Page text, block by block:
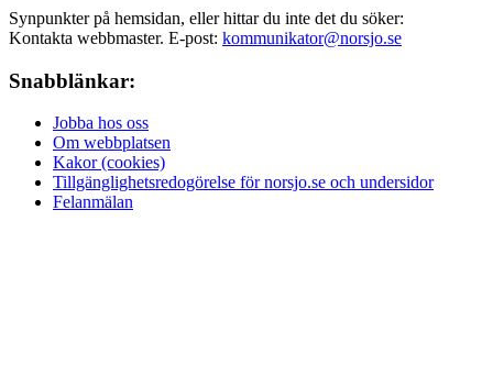
Synpunkter på hemsidan, eller hittar du inte det du söker:
Kontakta webbmaster. E-post: kommunikator@norsjo.se
Snabblänkar:
Jobba hos oss
Om webbplatsen
Kakor (cookies)
Tillgänglighetsredogörelse för norsjo.se och undersidor
Felanmälan